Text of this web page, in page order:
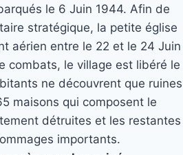
le 6 Juin 1944. Afin de
stratégique, la petite église
aérien entre le 22 et le 24 Juin
combats, le village est libéré le
ne découvrent que ruines
maisons qui composent le
détruites et les restantes
importants.